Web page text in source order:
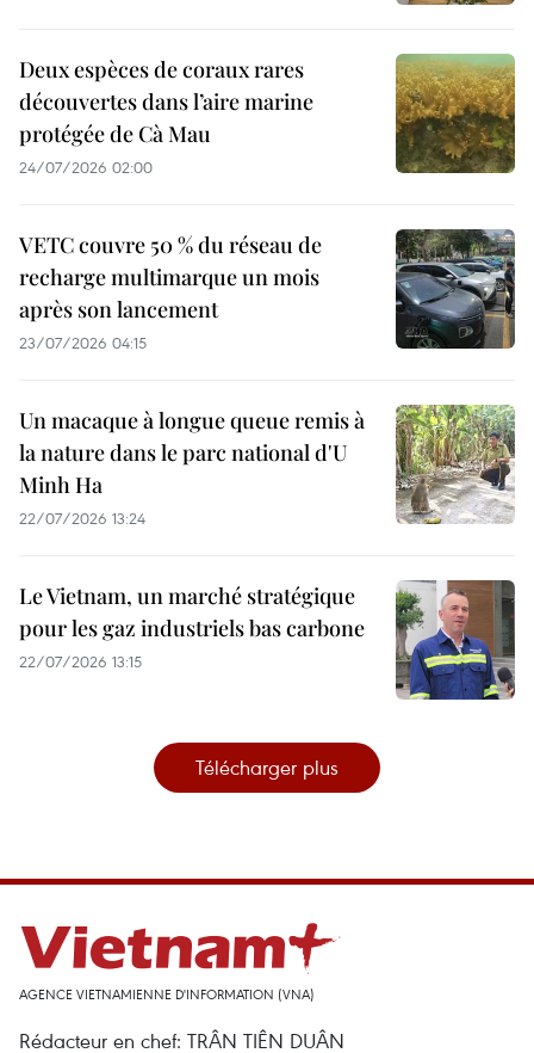
Deux espèces de coraux rares
découvertes dans l’aire marine
protégée de Cà Mau
24/07/2026 02:00
VETC couvre 50 % du réseau de
recharge multimarque un mois
après son lancement
23/07/2026 04:15
Un macaque à longue queue remis à
la nature dans le parc national d'U
Minh Ha
22/07/2026 13:24
Le Vietnam, un marché stratégique
pour les gaz industriels bas carbone
22/07/2026 13:15
Télécharger plus
AGENCE VIETNAMIENNE D'INFORMATION (VNA)
Rédacteur en chef: TRÂN TIÊN DUÂN